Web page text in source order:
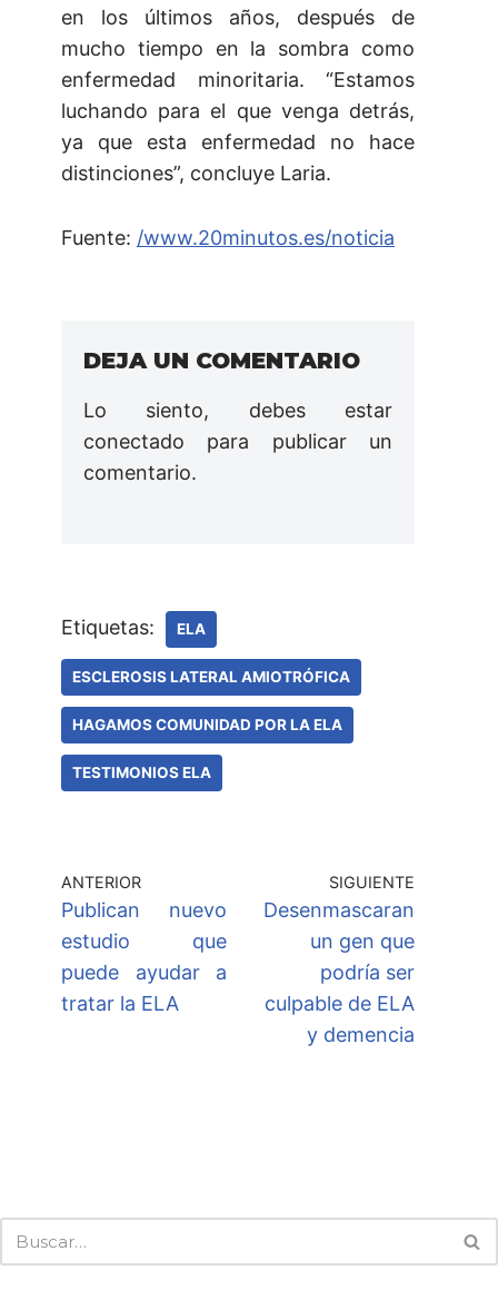
en los últimos años, después de
mucho tiempo en la sombra como
enfermedad minoritaria. “Estamos
luchando para el que venga detrás,
ya que esta enfermedad no hace
distinciones”, concluye Laria.
Fuente: /www.20minutos.es/noticia
DEJA UN COMENTARIO
Lo siento, debes estar
conectado para publicar un
comentario.
Etiquetas: ELA
ESCLEROSIS LATERAL AMIOTRÓFICA
HAGAMOS COMUNIDAD POR LA ELA
TESTIMONIOS ELA
ANTERIOR
Publican nuevo
estudio que
puede ayudar a
tratar la ELA
SIGUIENTE
Desenmascaran
un gen que
podría ser
culpable de ELA
y demencia